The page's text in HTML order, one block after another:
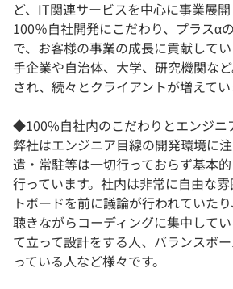
学校向けプラン
契約内容・クーポン
ど、IT関連サービスを中心に事業展
100％自社開発にこだわり、プラスα
で、お客様の事業の成長に貢献して
手企業や自治体、大学、研究機関な
され、続々とクライアントが増えてい
◆100%自社内のこだわりとエンジニ
弊社はエンジニア目線の開発環境に
遣・常駐等は一切行っておらず基本
行っています。社内は非常に自由な
トボードを前に議論が行われていた
聴きながらコーディングに集中して
て立って設計をする人、バランスボ
っている人など様々です。